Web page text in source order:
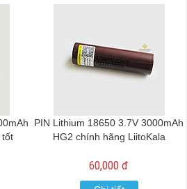
tốt
PIN Lithium 18650 3.7V 3000mAh
HG2 chính hãng LiitoKala
60,000 đ